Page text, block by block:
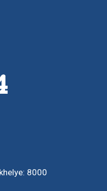
8000